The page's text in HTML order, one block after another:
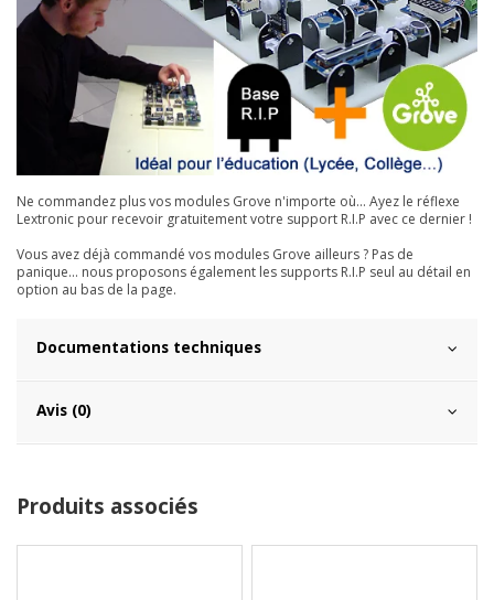
Ne commandez plus vos modules Grove n'importe où... Ayez le réflexe
Lextronic pour recevoir gratuitement votre support R.I.P avec ce dernier !
Vous avez déjà commandé vos modules Grove ailleurs ? Pas de
panique... nous proposons également les supports R.I.P seul au détail en
option au bas de la page.
Documentations techniques
Avis (0)
Produits associés